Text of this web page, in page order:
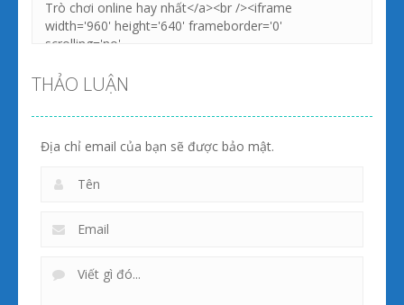
THẢO LUẬN
Địa chỉ email của bạn sẽ được bảo mật.